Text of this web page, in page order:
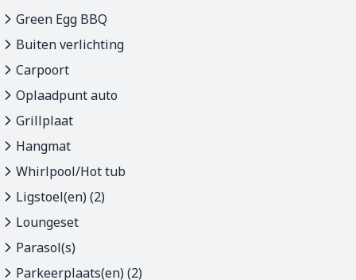
Green Egg BBQ
Buiten verlichting
Carpoort
Oplaadpunt auto
Grillplaat
Hangmat
Whirlpool/Hot tub
Ligstoel(en) (2)
Loungeset
Parasol(s)
Parkeerplaats(en) (2)